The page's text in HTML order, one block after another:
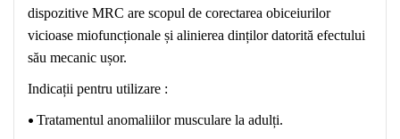
dispozitive MRC are scopul de corectarea obiceiurilor
vicioase miofuncționale și alinierea dinților datorită efectului
său mecanic ușor.
Indicații pentru utilizare :
• Tratamentul anomaliilor musculare la adulți.